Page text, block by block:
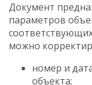
Документ
параметров
можно
номер и
объекта;